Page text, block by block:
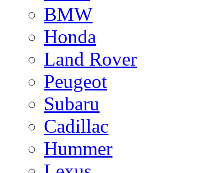
BMW
Honda
Land Rover
Peugeot
Subaru
Cadillac
Hummer